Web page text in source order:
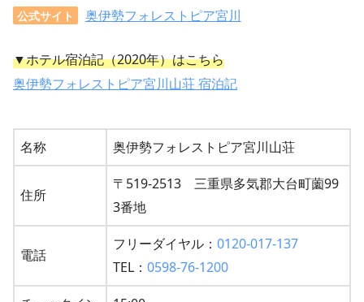
公式サイト 奥伊勢フォレストピア宮川
▼ホテル宿泊記（2020年）はこちら
奥伊勢フォレストピア宮川山荘 宿泊記
名称 奥伊勢フォレストピア宮川山荘
住所
〒519-2513 三重県多気郡大台町薗99
3番地
電話
フリーダイヤル： 0120-017-137
TEL： 0598-76-1200